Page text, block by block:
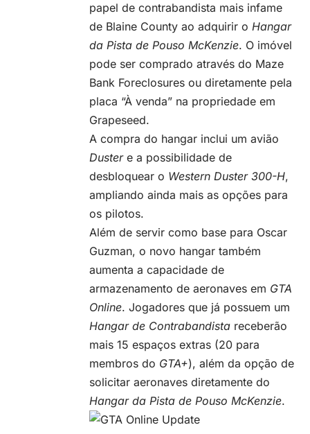
papel de contrabandista mais infame
de Blaine County ao adquirir o Hangar
da Pista de Pouso McKenzie. O imóvel
pode ser comprado através do Maze
Bank Foreclosures ou diretamente pela
placa “À venda” na propriedade em
Grapeseed.
A compra do hangar inclui um avião
Dustere a possibilidade de
desbloquear o Western Duster 300-H,
ampliando ainda mais as opções para
os pilotos.
Além de servir como base para Oscar
Guzman, o novo hangar também
aumenta a capacidade de
armazenamento de aeronaves em GTA
Online. Jogadores que já possuem um
Hangar de Contrabandista receberão
mais 15 espaços extras (20 para
membros do GTA+), além da opção de
solicitar aeronaves diretamente do
Hangar da Pista de Pouso McKenzie.